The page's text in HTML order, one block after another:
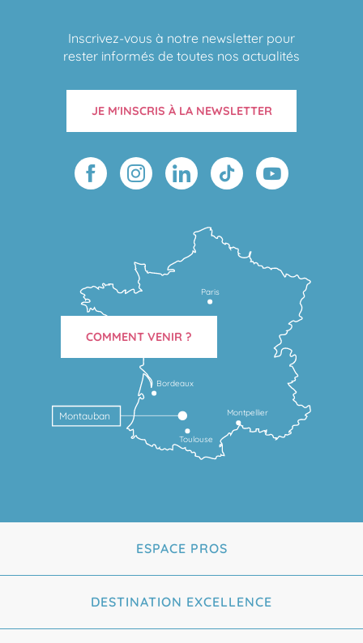
Inscrivez-vous à notre newsletter pour
rester informés de toutes nos actualités
JE M'INSCRIS À LA NEWSLETTER
Toulouse
Montpellier
Bordeaux
Montauban
Paris
COMMENT VENIR ?
ESPACE PROS
DESTINATION EXCELLENCE